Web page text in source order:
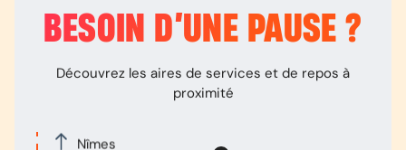
BESOIN D’UNE PAUSE ?
Découvrez les aires de services et de repos à
proximité
Nîmes